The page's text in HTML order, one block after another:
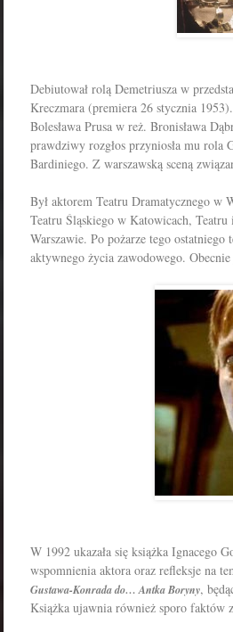
Debiutował rolą Demetriusza w
Kreczmara (premiera 26 stycznia
Bolesława Prusa w reż. Bronisława
prawdziwy rozgłos przyniosła mu rola
Bardiniego. Z warszawską sceną
Był aktorem Teatru Dramatycznego w
Teatru Śląskiego w Katowicach,
Warszawie. Po pożarze tego ostatniego
aktywnego życia zawodowego.
W 1992 ukazała się książka Ignacego
wspomnienia aktora oraz refleksje na
Gustawa-Konrada do… Antka Boryny,
Książka ujawnia również sporo faktów